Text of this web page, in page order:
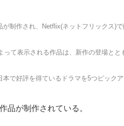
制作され、Netflix(ネットフリックス)
って表示される作品は、新作の登場と
で好評を得ているドラマを5つピックア
品が制作されている。